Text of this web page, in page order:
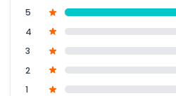
5
4
3
2
1